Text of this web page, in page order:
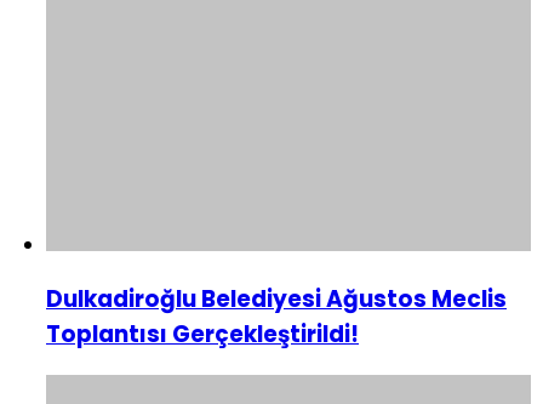
Dulkadiroğlu Belediyesi Ağustos Meclis
Toplantısı Gerçekleştirildi!